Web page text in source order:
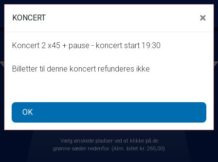
Toggle navigation
lørdag 13. marts kl. 19:30
Vælg ønskede pladser ved at klikke på de
grønne sæder nedenfor. (Alm. billet kr. 265,00)
KONCERT ×
Koncert 2 x45 + pause - koncert start 19:30
Billetter til denne koncert refunderes ikke
OK